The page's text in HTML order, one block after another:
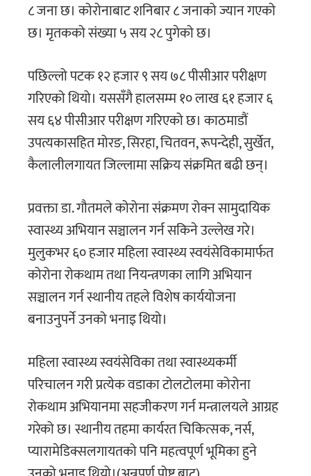
८ जना छ। कोरोनाबाट शनिबार ८ जनाको ज्यान गएको
छ। मृतकको संख्या ५ सय २८ पुगेको छ।
पछिल्लो पटक १२ हजार ९ सय ७८ पीसीआर परीक्षण
गरिएको थियो। यससँगै हालसम्म १० लाख ६१ हजार ६
सय ६४ पीसीआर परीक्षण गरिएको छ। काठमाडौं
उपत्यकासहित मोरङ, सिरहा, चितवन, रूपन्देही, सुर्खेत,
कैलालीलगायत जिल्लामा सक्रिय संक्रमित बढी छन्।
प्रवक्ता डा. गौतमले कोरोना संक्रमण रोक्न सामुदायिक
स्वास्थ्य अभियान सञ्चालन गर्न सकिने उल्लेख गरे।
मुलुकभर ६० हजार महिला स्वास्थ्य स्वयंसेविकामार्फत
कोरोना रोकथाम तथा नियन्त्रणका लागि अभियान
सञ्चालन गर्न स्थानीय तहले विशेष कार्ययोजना
बनाउनुपर्ने उनको भनाइ थियो।
महिला स्वास्थ्य स्वयंसेविका तथा स्वास्थ्यकर्मी
परिचालन गरी प्रत्येक वडाका टोलटोलमा कोरोना
रोकथाम अभियानमा सहजीकरण गर्न मन्त्रालयले आग्रह
गरेको छ। स्थानीय तहमा कार्यरत चिकित्सक, नर्स,
प्यारामेडिक्सलगायतको पनि महत्वपूर्ण भूमिका हुने